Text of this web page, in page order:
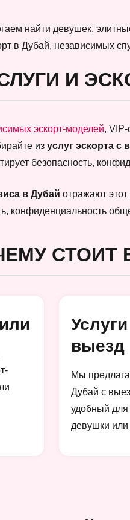
найти девушек,
в Дубай, независимых
И
эскорт-моделей,
из услуг эскорта с
безопасность,
в Дубай отражают
конфиденциальность
СТОИТ
выезд
Мы
Дубай с
удобный для
девушки